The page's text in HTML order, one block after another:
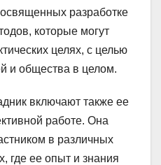
разработке
которые могут
целях, с целью
и общества в целом.
включают также ее
работе. Она
в различных
где ее опыт и знания